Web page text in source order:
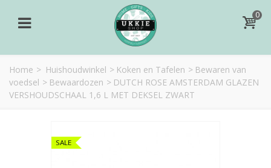
0
Home > Huishoudwinkel > Koken en Tafelen > Bewaren van
voedsel > Bewaardozen > DUTCH ROSE AMSTERDAM GLAZEN
VERSHOUDSCHAAL 1,6 L MET DEKSEL ZWART
SALE